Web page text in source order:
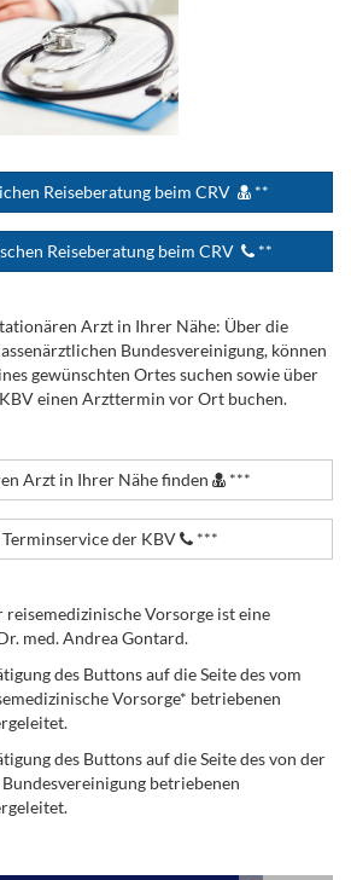
Reiseberatung beim CRV **
Reiseberatung beim CRV **
Arzt in Ihrer Nähe: Über die
Bundesvereinigung, können
gewünschten Ortes suchen sowie über
einen Arzttermin vor Ort buchen.
Arzt in Ihrer Nähe finden ***
der KBV ***
Vorsorge ist eine
med. Andrea Gontard.
des Buttons auf die Seite des vom
Vorsorge* betriebenen
des Buttons auf die Seite des von der
betriebenen